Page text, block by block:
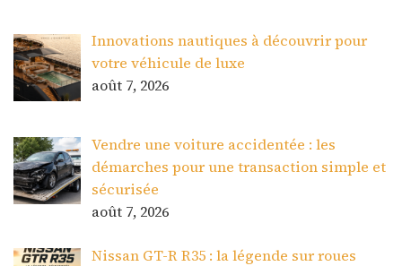
Innovations nautiques à découvrir pour
votre véhicule de luxe
août 7, 2026
Vendre une voiture accidentée : les
démarches pour une transaction simple et
sécurisée
août 7, 2026
Nissan GT-R R35 : la légende sur roues